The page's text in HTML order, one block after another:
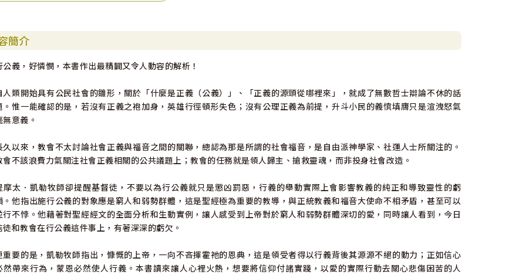
簡介
公義，好憐憫，本書作出最精闢又令人動容的解析！
人類開始具有公民社會的雛形，關於「什麼是正義（公義）」、「正義的源頭從哪裡來」，就成了無數哲士辯論不休的話
。惟一能確認的是，若沒有正義之袍加身，英雄行徑頓形失色；沒有公理正義為前提，升斗小民的義憤填膺只是渲洩怒氣
無意義。
久以來，教會不太討論社會正義與福音之間的關聯，總認為那是所謂的社會福音，是自由派神學家、社運人士所關注的。
會不該浪費力氣關注社會正義相關的公共議題上；教會的任務就是領人歸主、搶救靈魂，而非投身社會改造。
摩太．凱勒牧師卻提醒基督徒，不要以為行公義就只是懲凶罰惡，行義的舉動實際上會影響教義的純正和導致靈性的虧
。他指出施行公義的對象應是窮人和弱勢群體，這是聖經極為重要的教導，與正統教義和福音大使命不相矛盾，甚至可以
行不悖。他藉著對聖經經文的全面分析和生動實例，讓人感受到上帝對於窮人和弱勢群體深切的愛，同時讓人看到，今日
徒和教會在行公義這件事上，有著深深的虧欠。
重要的是，凱勒牧師指出，慷慨的上帝，一向不吝揮霍祂的恩典，這是領受者得以行義背後其源源不絕的動力；正如信心
然帶來行為，蒙恩必然使人行義。本書讀來讓人心裡火熱，想要將信仰付諸實踐，以愛的實際行動去關心悲傷困苦的人